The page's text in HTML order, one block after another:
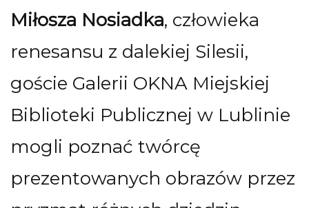
Miłosza Nosiadka, człowieka
renesansu z dalekiej Silesii,
goście Galerii OKNA Miejskiej
Biblioteki Publicznej w Lublinie
mogli poznać twórcę
prezentowanych obrazów przez